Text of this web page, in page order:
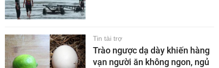
Tin tài trợ
Trào ngược dạ dày khiến hàng
vạn người ăn không ngon, ngủ